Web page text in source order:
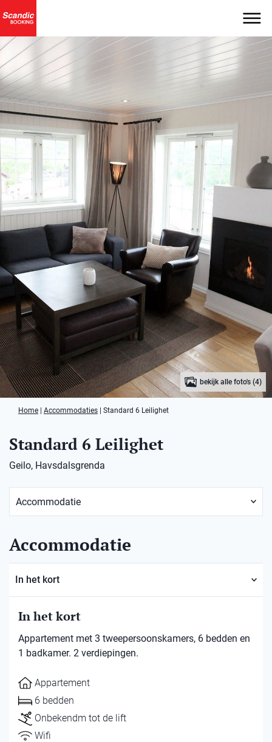
bekijk alle foto's (4)
Home Accommodaties Standard 6 Leilighet
Standard 6 Leilighet
Geilo, Havsdalsgrenda
Accommodatie
In het kort
In het kort
Appartement met 3 tweepersoonskamers, 6 bedden en
1 badkamer. 2 verdiepingen.
Appartement
6 bedden
Onbekendm tot de lift
Wifi